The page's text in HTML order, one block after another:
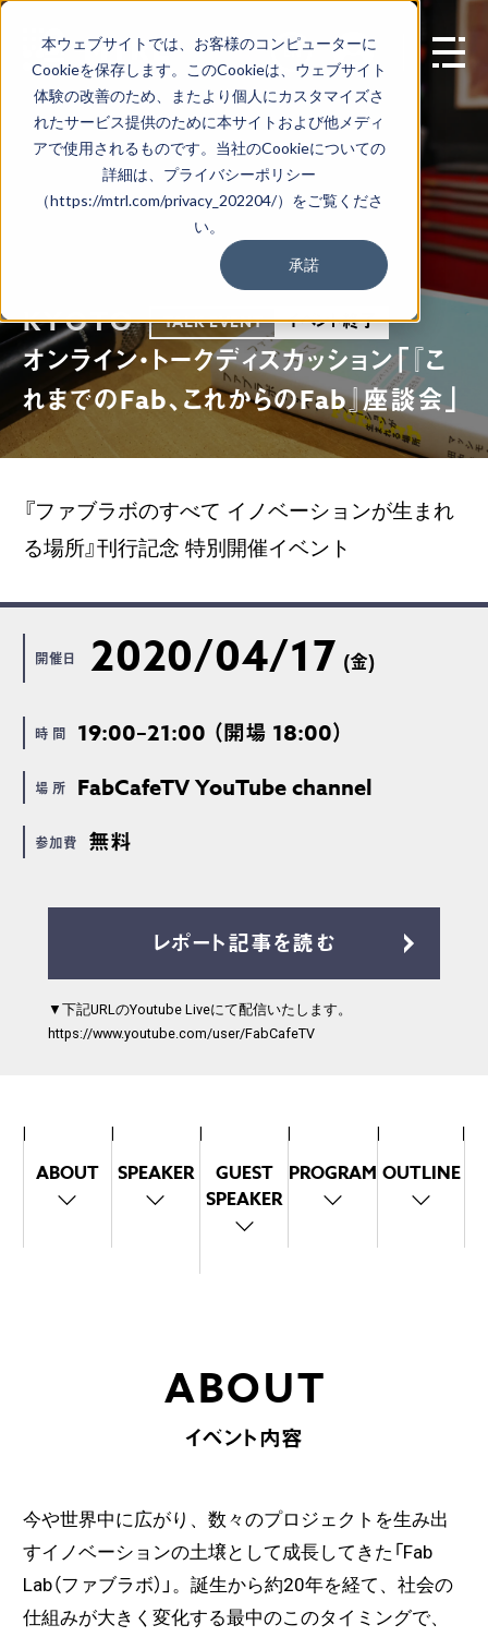
本ウェブサイトでは、お客様のコンピューターに
Cookieを保存します。このCookieは、ウェブサイト
体験の改善のため、またより個人にカスタマイズさ
れたサービス提供のために本サイトおよび他メディ
アで使用されるものです。当社のCookieについての
詳細は、プライバシーポリシー
（https://mtrl.com/privacy_202204/）をご覧くださ
い。
承諾
EN
KYOTO TALK EVENT イベント終了
オンライン・トークディスカッション「『こ
れまでのFab、これからのFab』座談会」
『ファブラボのすべて イノベーションが生まれ
る場所』刊行記念 特別開催イベント
開催日 2020/04/17 (金)
時 間 19:00–21:00 （開場 18:00）
場 所 FabCafeTV YouTube channel
参加費 無料
レポート記事を読む
▼下記URLのYoutube Liveにて配信いたします。
https://www.youtube.com/user/FabCafeTV
ABOUT SPEAKER
GUEST
SPEAKER
PROGRAM OUTLINE
ABOUT
イベント内容
今や世界中に広がり、数々のプロジェクトを生み出
すイノベーションの土壌として成長してきた「Fab
Lab（ファブラボ）」。誕生から約20年を経て、社会の
仕組みが大きく変化する最中のこのタイミングで、